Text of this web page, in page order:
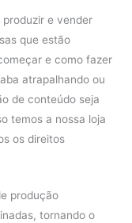
e vender
que estão
e como fazer
atrapalhando ou
de conteúdo seja
temos a nossa loja
os direitos
produção
tornando o